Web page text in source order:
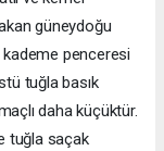
güneydoğu
kademe penceresi
tuğla basık
daha küçüktür.
tuğla saçak